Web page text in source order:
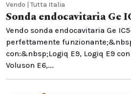
Vendo | Tutta Italia
Sonda endocavitaria Ge
Vendo sonda endocavitaria Ge
perfettamente
con:&nbsp;Logiq E9, Logiq E9
Voluson E6,...